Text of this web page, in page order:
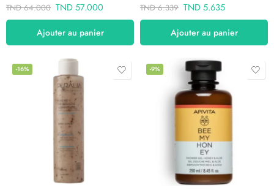
TND64.000 TND57.000
Ajouter au panier
TND6.339 TND5.635
Ajouter au panier
-16% -9%